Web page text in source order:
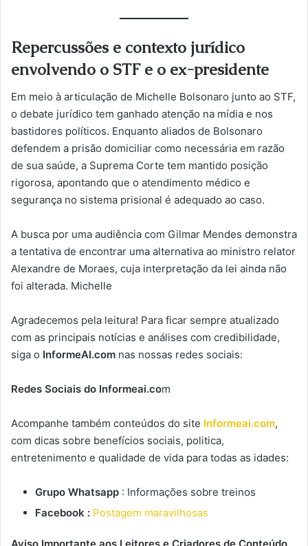
Repercussões e contexto jurídico
envolvendo o STF e o ex-presidente
Em meio à articulação de Michelle Bolsonaro junto ao STF,
o debate jurídico tem ganhado atenção na mídia e nos
bastidores políticos. Enquanto aliados de Bolsonaro
defendem a prisão domiciliar como necessária em razão
de sua saúde, a Suprema Corte tem mantido posição
rigorosa, apontando que o atendimento médico e
segurança no sistema prisional é adequado ao caso.
A busca por uma audiência com Gilmar Mendes demonstra
a tentativa de encontrar uma alternativa ao ministro relator
Alexandre de Moraes, cuja interpretação da lei ainda não
foi alterada. Michelle
Agradecemos pela leitura! Para ficar sempre atualizado
com as principais notícias e análises com credibilidade,
siga o InformeAI.com nas nossas redes sociais:
Redes Sociais do Informeai.com
Acompanhe também conteúdos do site Informeai.com,
com dicas sobre benefícios sociais, politica,
entretenimento e qualidade de vida para todas as idades:
Grupo Whatsapp : Informações sobre treinos
Facebook : Postagem maravilhosas